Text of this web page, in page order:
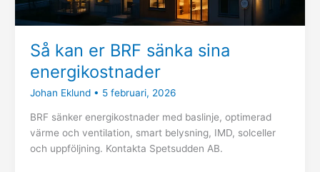
Så kan er BRF sänka sina
energikostnader
Johan Eklund • 5 februari, 2026
BRF sänker energikostnader med baslinje, optimerad
värme och ventilation, smart belysning, IMD, solceller
och uppföljning. Kontakta Spetsudden AB.